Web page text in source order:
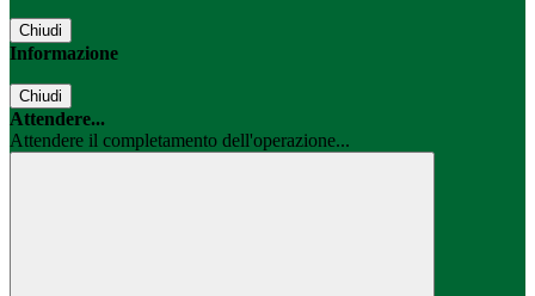
Chiudi
Informazione
Chiudi
Attendere...
Attendere il completamento dell'operazione...